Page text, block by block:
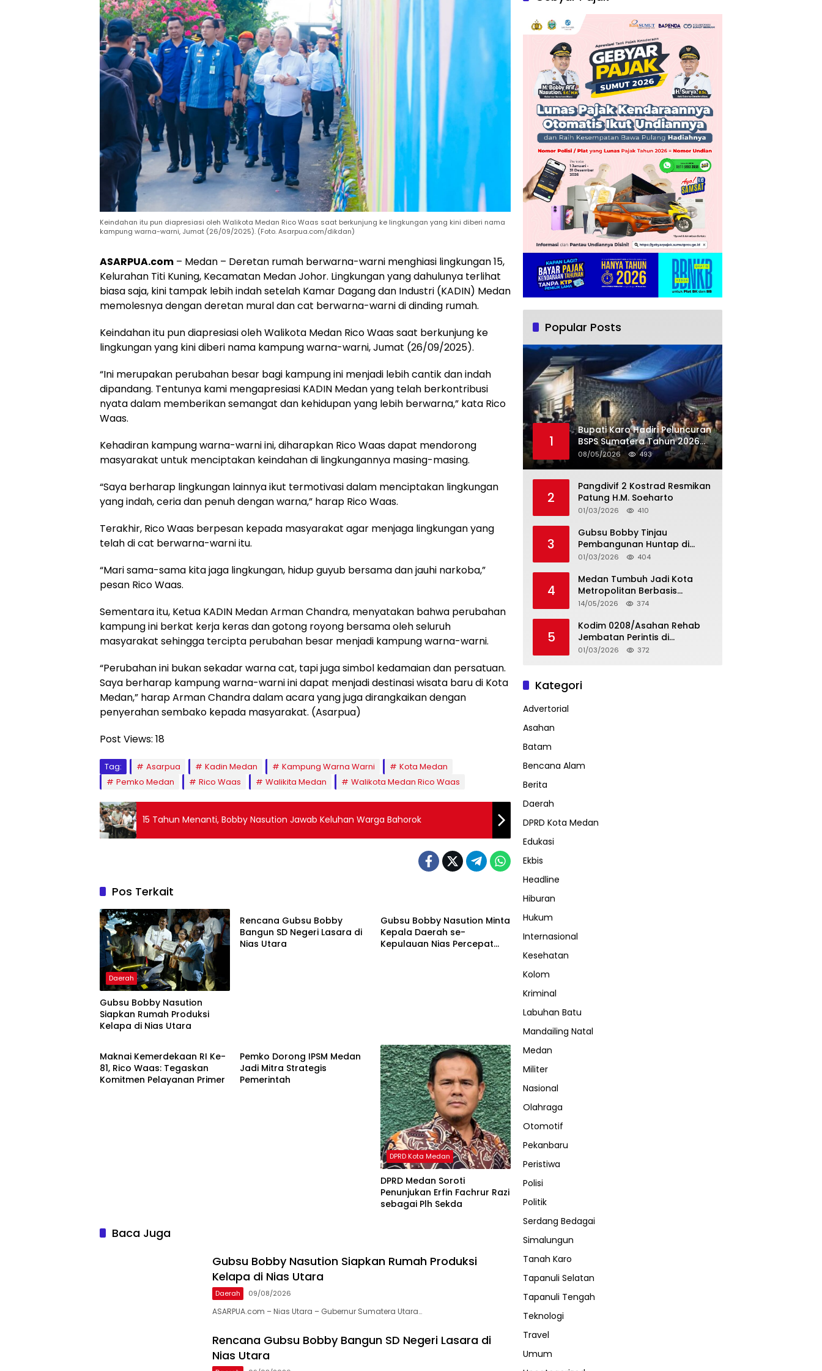
Keindahan itu pun diapresiasi oleh Walikota Medan Rico Waas saat berkunjung ke lingkungan yang kini diberi nama
kampung warna-warni, Jumat (26/09/2025). (Foto. Asarpua.com/dikdan)
ASARPUA.com – Medan – Deretan rumah berwarna-warni menghiasi lingkungan 15,
Kelurahan Titi Kuning, Kecamatan Medan Johor. Lingkungan yang dahulunya terlihat
biasa saja, kini tampak lebih indah setelah Kamar Dagang dan Industri (KADIN) Medan
memolesnya dengan deretan mural dan cat berwarna-warni di dinding rumah.
Keindahan itu pun diapresiasi oleh Walikota Medan Rico Waas saat berkunjung ke
lingkungan yang kini diberi nama kampung warna-warni, Jumat (26/09/2025).
“Ini merupakan perubahan besar bagi kampung ini menjadi lebih cantik dan indah
dipandang. Tentunya kami mengapresiasi KADIN Medan yang telah berkontribusi
nyata dalam memberikan semangat dan kehidupan yang lebih berwarna,” kata Rico
Waas.
Kehadiran kampung warna-warni ini, diharapkan Rico Waas dapat mendorong
masyarakat untuk menciptakan keindahan di lingkungannya masing-masing.
“Saya berharap lingkungan lainnya ikut termotivasi dalam menciptakan lingkungan
yang indah, ceria dan penuh dengan warna,” harap Rico Waas.
Terakhir, Rico Waas berpesan kepada masyarakat agar menjaga lingkungan yang
telah di cat berwarna-warni itu.
“Mari sama-sama kita jaga lingkungan, hidup guyub bersama dan jauhi narkoba,”
pesan Rico Waas.
Sementara itu, Ketua KADIN Medan Arman Chandra, menyatakan bahwa perubahan
kampung ini berkat kerja keras dan gotong royong bersama oleh seluruh
masyarakat sehingga tercipta perubahan besar menjadi kampung warna-warni.
“Perubahan ini bukan sekadar warna cat, tapi juga simbol kedamaian dan persatuan.
Saya berharap kampung warna-warni ini dapat menjadi destinasi wisata baru di Kota
Medan,” harap Arman Chandra dalam acara yang juga dirangkaikan dengan
penyerahan sembako kepada masyarakat. (Asarpua)
Post Views: 18
Tag: Asarpua Kadin Medan Kampung Warna Warni
Kota Medan
Pemko Medan
Rico Waas Walikita Medan Walikota Medan Rico Waas
15 Tahun Menanti, Bobby Nasution Jawab Keluhan Warga Bahorok
Pos Terkait
Daerah
Gubsu Bobby Nasution
Siapkan Rumah Produksi
Kelapa di Nias Utara
Rencana Gubsu Bobby
Bangun SD Negeri Lasara di
Nias Utara
Gubsu Bobby Nasution Minta
Kepala Daerah se-
Kepulauan Nias Percepat
DPRD Kota Medan
Maknai Kemerdekaan RI Ke-
81, Rico Waas: Tegaskan
Komitmen Pelayanan Primer
Pemko Dorong IPSM Medan
Jadi Mitra Strategis
Pemerintah
DPRD Kota Medan
DPRD Medan Soroti
Penunjukan Erfin Fachrur Razi
sebagai Plh Sekda
Baca Juga
Gubsu Bobby Nasution Siapkan Rumah Produksi
Kelapa di Nias Utara
Daerah 09/08/2026
ASARPUA.com – Nias Utara – Gubernur Sumatera Utara…
Rencana Gubsu Bobby Bangun SD Negeri Lasara di
Nias Utara
Popular Posts
1
Bupati Karo Hadiri Peluncuran
BSPS Sumatera Tahun 2026
Secarra Daring
08/05/2026 493
2
Pangdivif 2 Kostrad Resmikan
Patung H.M. Soeharto
01/03/2026 410
3
Gubsu Bobby Tinjau
Pembangunan Huntap di
Tapteng
01/03/2026 404
4
Medan Tumbuh Jadi Kota
Metropolitan Berbasis
Teknologi
14/05/2026 374
5
Kodim 0208/Asahan Rehab
Jembatan Perintis di
Mandarsah
01/03/2026 372
Kategori
Advertorial
Asahan
Batam
Bencana Alam
Berita
Daerah
DPRD Kota Medan
Edukasi
Ekbis
Headline
Hiburan
Hukum
Internasional
Kesehatan
Kolom
Kriminal
Labuhan Batu
Mandailing Natal
Medan
Militer
Nasional
Olahraga
Otomotif
Pekanbaru
Peristiwa
Polisi
Politik
Serdang Bedagai
Simalungun
Tanah Karo
Tapanuli Selatan
Tapanuli Tengah
Teknologi
Travel
Umum